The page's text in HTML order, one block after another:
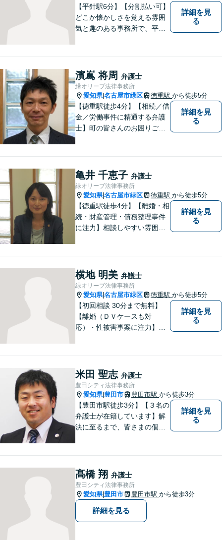
しております。
【平針駅6分】【分割払い可】
どこか懐かしさを覚える雰囲
気と趣のある事務所で、平針
た幅広い対応業務で問題解決
に取り組みます。
詳細を見
る
濱嶌 将周 弁護士
緑オリーブ法律事務所
愛知県|名古屋市緑区 徳重駅 から徒歩5分
【徳重駅徒歩4分】【相続／借
金／労働事件に精通する弁護
士】町の皆さんのお困りごと
バー等の情報問題にも意欲高
く取り組みます。お困りごと
があれば。お気軽にご相談く
ださい。
詳細を見
る
亀井 千恵子 弁護士
緑オリーブ法律事務所
愛知県|名古屋市緑区 徳重駅 から徒歩5分
【徳重駅徒歩4分】【離婚・相
続・財産管理・債務整理事件
に注力】相談しやすい雰囲気
詳細を見
る
横地 明美 弁護士
緑オリーブ法律事務所
愛知県|名古屋市緑区 徳重駅 から徒歩5分
【初回相談 30分まで無料】
【離婚（ＤＶケースも対
応）・性被害事案に注力】
詳細を見
る
米田 聖志 弁護士
豊田シティ法律事務所
愛知県| 豊田市 豊田市駅 から徒歩3分
【豊田市駅徒歩3分】【３名の
弁護士が在籍しています】解
決に至るまで、皆さまの個別
続問題／刑事事件／企業法務
など幅広く対応。どうぞお気
軽にご相談ください。
詳細を見
る
髙橋 翔 弁護士
豊田シティ法律事務所
愛知県| 豊田市 豊田市駅 から徒歩3分
詳細を見る